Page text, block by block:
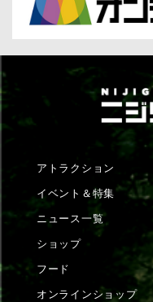
アトラクション
イベント＆特集
ニュース一覧
ショップ
フード
オンラインショップ